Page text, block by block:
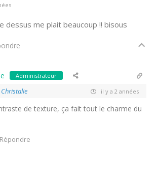
dessus me plait beaucoup !! bisous
Administrateur
Christalie il y a 2 années
de texture, ça fait tout le charme du
Répondre